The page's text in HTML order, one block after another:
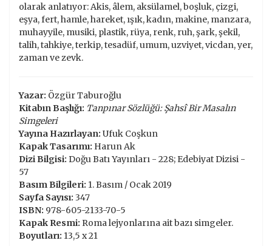
olarak anlatıyor: Akis, âlem, aksülamel, boşluk, çizgi,
eşya, fert, hamle, hareket, ışık, kadın, makine, manzara,
muhayyile, musiki, plastik, rüya, renk, ruh, şark, şekil,
talih, tahkiye, terkip, tesadüf, umum, uzviyet, vicdan, yer,
zaman ve zevk.
Yazar: Özgür Taburoğlu
Kitabın Başlığı: Tanpınar Sözlüğü: Şahsî Bir Masalın
Simgeleri
Yayına Hazırlayan: Ufuk Coşkun
Kapak Tasarımı: Harun Ak
Dizi Bilgisi: Doğu Batı Yayınları - 228; Edebiyat Dizisi -
57
Basım Bilgileri: 1. Basım / Ocak 2019
Sayfa Sayısı: 347
ISBN: 978-605-2133-70-5
Kapak Resmi: Roma lejyonlarına ait bazı simgeler.
Boyutları: 13,5 x 21